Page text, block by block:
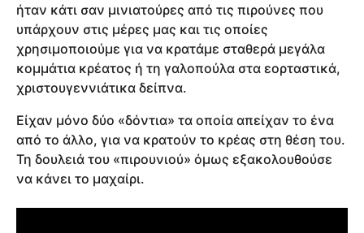
ήταν κάτι σαν μινιατούρες από τις πιρούνες που
υπάρχουν στις μέρες μας και τις οποίες
χρησιμοποιούμε για να κρατάμε σταθερά μεγάλα
κομμάτια κρέατος ή τη γαλοπούλα στα εορταστικά,
χριστουγεννιάτικα δείπνα.
Είχαν μόνο δύο «δόντια» τα οποία απείχαν το ένα
από το άλλο, για να κρατούν το κρέας στη θέση του.
Τη δουλειά του «πιρουνιού» όμως εξακολουθούσε
να κάνει το μαχαίρι.